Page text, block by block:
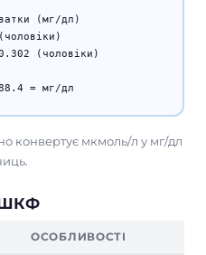
(мг/дл)
(чоловіки)
= мг/дл
конвертує мкмоль/л у мг/дл
ШКФ
ОСОБЛИВОСТІ